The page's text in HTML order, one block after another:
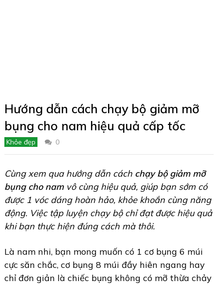
Hướng dẫn cách chạy bộ giảm mỡ
bụng cho nam hiệu quả cấp tốc
Khỏe đẹp 0
Cùng xem qua hướng dẫn cách chạy bộ giảm mỡ
bụng cho nam vô cùng hiệu quả, giúp bạn sớm có
được 1 vóc dáng hoàn hảo, khỏe khoắn cùng năng
động. Việc tập luyện chạy bộ chỉ đạt được hiệu quả
khi bạn thực hiện đúng cách mà thôi.
Là nam nhi, bạn mong muốn có 1 cơ bụng 6 múi
cực săn chắc, cơ bụng 8 múi đầy hiên ngang hay
chỉ đơn giản là chiếc bụng không có mỡ thừa chảy